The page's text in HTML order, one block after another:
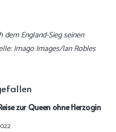
dem England-Sieg seinen
Imago Images/Ian Robles
zur Queen ohne Herzogin